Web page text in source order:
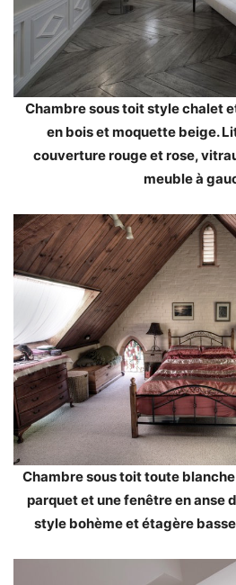
Chambre sous toit style chalet
en bois et moquette beige.
couverture rouge et rose,
meuble à
Chambre sous toit toute
parquet et une fenêtre en anse
style bohème et étagère